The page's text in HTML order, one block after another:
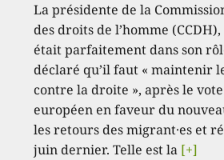
La présidente de la
des droits de l’homme
était parfaitement dans son
déclaré qu’il faut « maintenir
contre la droite », après le
européen en faveur du
les retours des migrant·es et
juin dernier. Telle est la [+]